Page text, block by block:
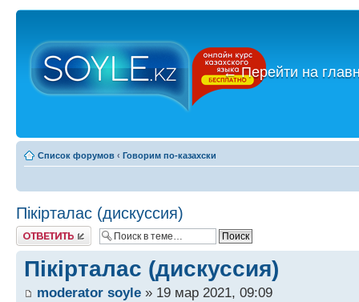
←Перейти на
Список форумов ‹ Говорим по-казахски
Пікірталас (дискуссия)
Ответить
Пікірталас (дискуссия)
moderator soyle » 19 мар 2021, 09:09